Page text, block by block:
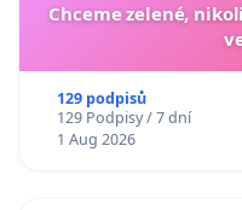
Chceme zelené,
129 podpisů
129 Podpisy / 7 dní
1 Aug 2026